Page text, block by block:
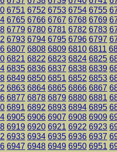
6751 6752 6753 6754 6755
6765 6766 6767 6768 6769
6779 6780 6781 6782 6783
6793 6794 6795 6796 6797
6807 6808 6809 6810 6811
6821 6822 6823 6824 6825
6835 6836 6837 6838 6839
6849 6850 6851 6852 6853
6863 6864 6865 6866 6867
6877 6878 6879 6880 6881
6891 6892 6893 6894 6895
6905 6906 6907 6908 6909
6919 6920 6921 6922 6923
6933 6934 6935 6936 6937
6947 6948 6949 6950 6951